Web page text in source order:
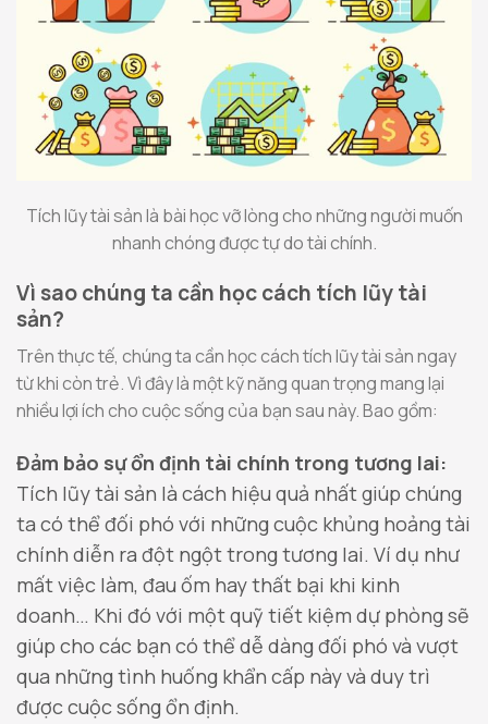
Tích lũy tài sản là bài học vỡ lòng cho những người muốn
nhanh chóng được tự do tài chính.
Vì sao chúng ta cần học cách tích lũy tài
sản?
Trên thực tế, chúng ta cần học cách tích lũy tài sản ngay
từ khi còn trẻ. Vì đây là một kỹ năng quan trọng mang lại
nhiều lợi ích cho cuộc sống của bạn sau này. Bao gồm:
Đảm bảo sự ổn định tài chính trong tương lai:
Tích lũy tài sản là cách hiệu quả nhất giúp chúng
ta có thể đối phó với những cuộc khủng hoảng tài
chính diễn ra đột ngột trong tương lai. Ví dụ như
mất việc làm, đau ốm hay thất bại khi kinh
doanh… Khi đó với một quỹ tiết kiệm dự phòng sẽ
giúp cho các bạn có thể dễ dàng đối phó và vượt
qua những tình huống khẩn cấp này và duy trì
được cuộc sống ổn định.